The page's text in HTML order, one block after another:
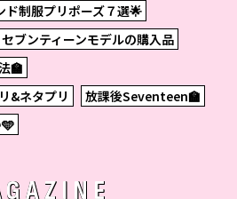
ド制服プリポーズ７選🌟
セブンティーンモデルの購入品
🏫
&ネタプリ
放課後Seventeen🏫